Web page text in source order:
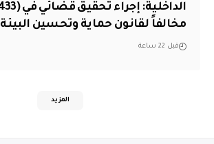
مخالفاً لقانون حماية وتحسين البيئة
قبل 22 ساعة
المزيد